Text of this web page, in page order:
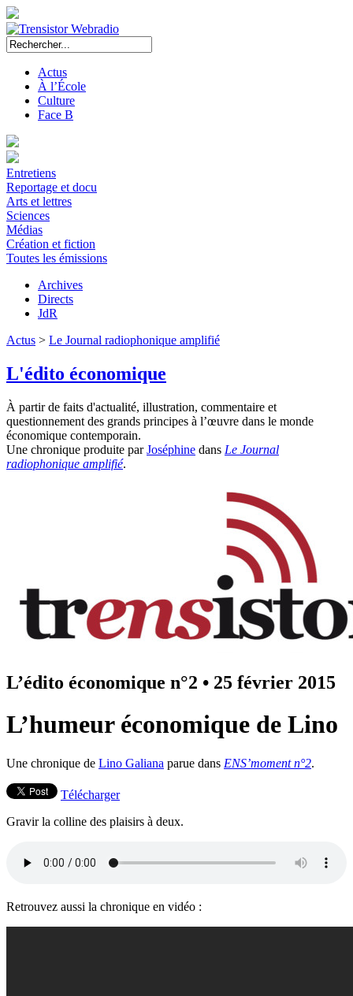
Actus
À l’École
Culture
Face B
Entretiens
Reportage et docu
Arts et lettres
Sciences
Médias
Création et fiction
Toutes les émissions
Archives
Directs
JdR
Actus > Le Journal radiophonique amplifié
L'édito économique
À partir de faits d'actualité, illustration, commentaire et
questionnement des grands principes à l’œuvre dans le monde
économique contemporain.
Une chronique produite parJoséphine dans Le Journal
radiophonique amplifié.
L’édito économique n°2 • 25 février 2015
L’humeur économique de Lino
Une chronique de Lino Galiana parue dans ENS’moment n°2.
Télécharger
Gravir la colline des plaisirs à deux.
Retrouvez aussi la chronique en vidéo :